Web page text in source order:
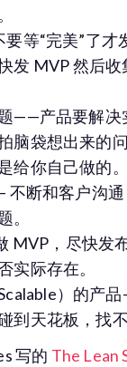
等“完美”了才
发 MVP 然后
——产品要解决
脑袋想出来的
给你自己做的。
断和客户沟
。
MVP，尽快发
实际存在。
）的产
到天花板，找不
写的 The Lean